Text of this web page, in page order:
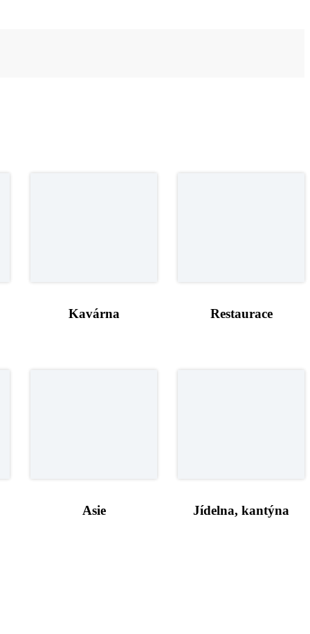
Kavárna Restaurace
Asie Jídelna, kantýna